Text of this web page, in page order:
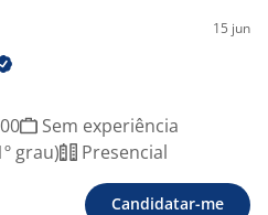
15 jun
Sem experiência
grau)
Presencial
Candidatar-me